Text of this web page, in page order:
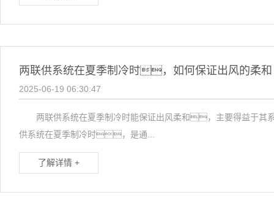
两联供系统在夏季制冷时，如何保证出风的柔和
2025-06-19 06:30:47
两联供系统在夏季制冷时能保证出风柔和，主要得益
供系统在夏季制冷时，是通...
了解详情 +